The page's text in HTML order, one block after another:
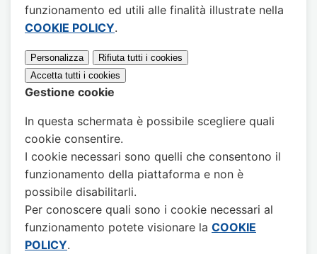
funzionamento ed utili alle finalità illustrate nella
COOKIE POLICY.
Personalizza Rifiuta tutti i cookies
Accetta tutti i cookies
Gestione cookie
In questa schermata è possibile scegliere quali
cookie consentire.
I cookie necessari sono quelli che consentono il
funzionamento della piattaforma e non è
possibile disabilitarli.
Per conoscere quali sono i cookie necessari al
funzionamento potete visionare la COOKIE
POLICY.